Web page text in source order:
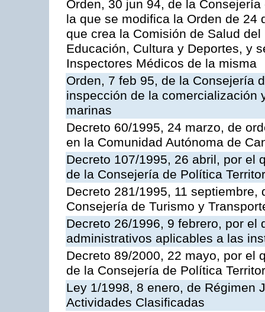
Orden, 30 jun 94, de la
la que se modifica la Orden de 24
que crea la Comisión de Salud
Educación, Cultura y Deportes, y
Inspectores Médicos de la misma
Orden, 7 feb 95, de la Consejería
inspección de la comercialización
marinas
Decreto 60/1995, 24 marzo, de
en la Comunidad Autónoma de
Decreto 107/1995, 26 abril, por el
de la Consejería de Política
Decreto 281/1995, 11
Consejería de Turismo y
Decreto 26/1996, 9 febrero, por
administrativos aplicables a las
Decreto 89/2000, 22 mayo, por el
de la Consejería de Política
Ley 1/1998, 8 enero, de Régimen
Actividades Clasificadas